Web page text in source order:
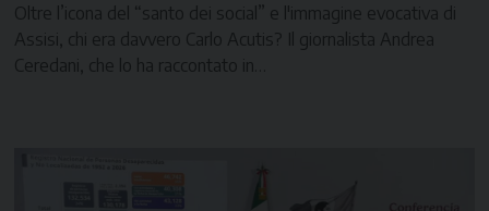
Oltre l’icona del “santo dei social” e l'immagine evocativa di
Assisi, chi era davvero Carlo Acutis? Il giornalista Andrea
Ceredani, che lo ha raccontato in…